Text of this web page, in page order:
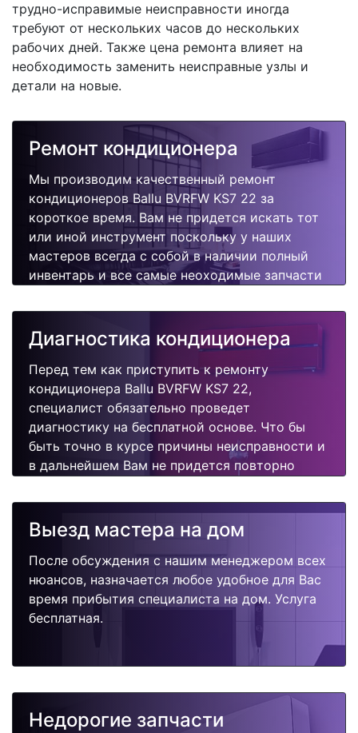
трудно-исправимые неисправности иногда
требуют от нескольких часов до нескольких
рабочих дней. Также цена ремонта влияет на
необходимость заменить неисправные узлы и
детали на новые.
Ремонт кондиционера
Мы производим качественный ремонт
кондиционеров Ballu BVRFW KS7 22 за
короткое время. Вам не придется искать тот
или иной инструмент поскольку у наших
мастеров всегда с собой в наличии полный
инвентарь и все самые неоходимые запчасти
быстро, качественно и недорого.
Диагностика кондиционера
Перед тем как приступить к ремонту
кондиционера Ballu BVRFW KS7 22,
специалист обязательно проведет
диагностику на бесплатной основе. Что бы
быть точно в курсе причины неисправности и
в дальнейшем Вам не придется повторно
поломок.
Выезд мастера на дом
После обсуждения с нашим менеджером всех
нюансов, назначается любое удобное для Вас
время прибытия специалиста на дом. Услуга
бесплатная.
Недорогие запчасти